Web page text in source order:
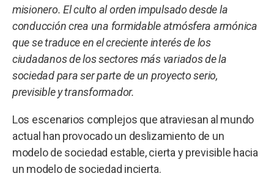
misionero. El culto al orden impulsado desde la
conducción crea una formidable atmósfera armónica
que se traduce en el creciente interés de los
ciudadanos de los sectores más variados de la
sociedad para ser parte de un proyecto serio,
previsible y transformador.
Los escenarios complejos que atraviesan al mundo
actual han provocado un deslizamiento de un
modelo de sociedad estable, cierta y previsible hacia
un modelo de sociedad incierta.